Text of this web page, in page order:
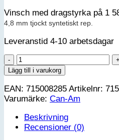
Vinsch med dragstyrka på 1
4,8 mm tjockt syntetiskt rep.
Leveranstid 4-10 arbetsdagar
Can-
Am
3500-
S
G3L
mängd
Lägg till i varukorg
EAN: 715008285 Artikelnr:
Varumärke: Can-Am
Beskrivning
Recensioner (0)